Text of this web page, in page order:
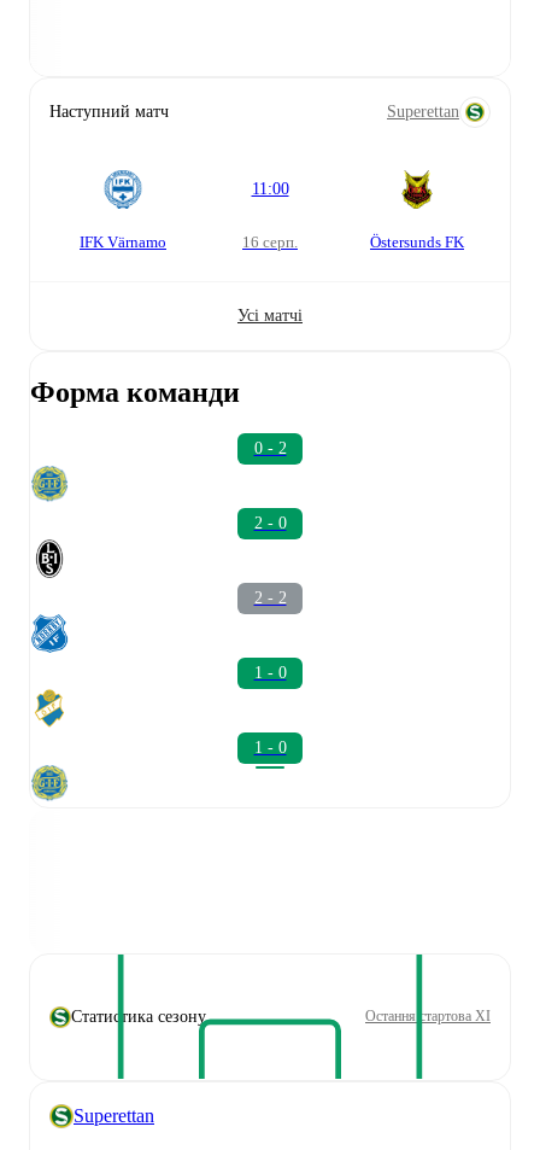
Наступний матч Superettan
IFK Värnamo
11:00
16 серп. Östersunds FK
Усі матчі
Форма команди
0 - 2
2 - 0
2 - 2
1 - 0
1 - 0
Статистика сезону Остання стартова XI
Superettan